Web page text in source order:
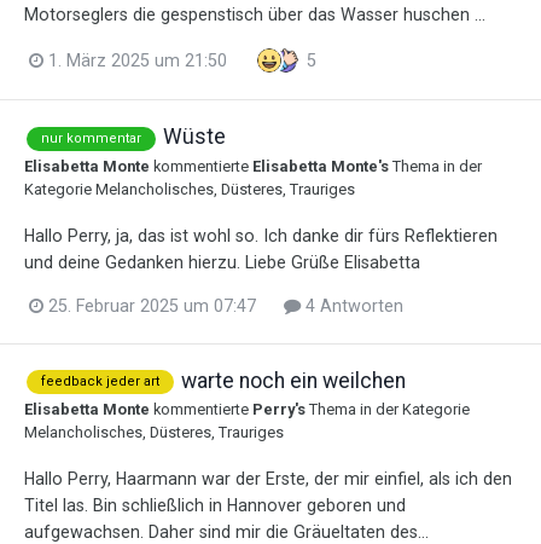
Motorseglers die gespenstisch über das Wasser huschen ...
1. März 2025 um 21:50 5
nur kommentar Wüste
Elisabetta Monte kommentierte Elisabetta Monte's Thema in der
Kategorie Melancholisches, Düsteres, Trauriges
Hallo Perry, ja, das ist wohl so. Ich danke dir fürs Reflektieren
und deine Gedanken hierzu. Liebe Grüße Elisabetta
25. Februar 2025 um 07:47 4 Antworten
feedback jeder art warte noch ein weilchen
Elisabetta Monte kommentierte Perry's Thema in der Kategorie
Melancholisches, Düsteres, Trauriges
Hallo Perry, Haarmann war der Erste, der mir einfiel, als ich den
Titel las. Bin schließlich in Hannover geboren und
aufgewachsen. Daher sind mir die Gräueltaten des...